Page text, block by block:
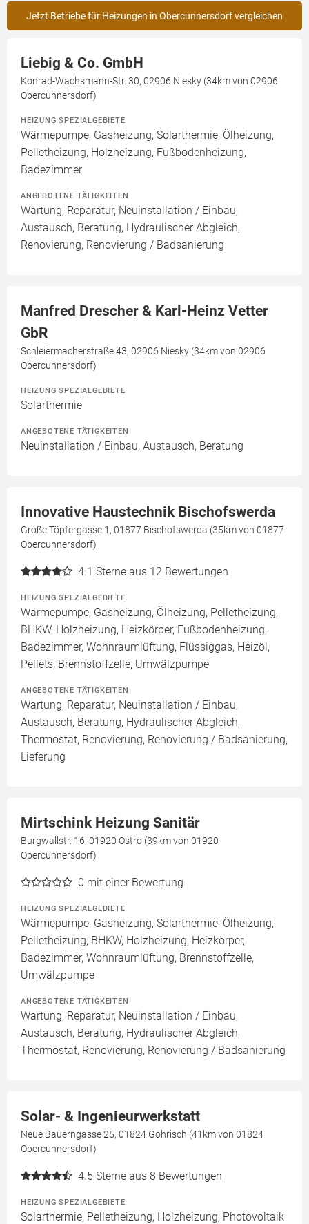
Jetzt Betriebe für Heizungen in Obercunnersdorf vergleichen
Liebig & Co. GmbH
Konrad-Wachsmann-Str. 30, 02906 Niesky (34km von 02906
Obercunnersdorf)
HEIZUNG SPEZIALGEBIETE
Wärmepumpe, Gasheizung, Solarthermie, Ölheizung,
Pelletheizung, Holzheizung, Fußbodenheizung,
Badezimmer
ANGEBOTENE TÄTIGKEITEN
Wartung, Reparatur, Neuinstallation / Einbau,
Austausch, Beratung, Hydraulischer Abgleich,
Renovierung, Renovierung / Badsanierung
Manfred Drescher & Karl-Heinz Vetter
GbR
Schleiermacherstraße 43, 02906 Niesky (34km von 02906
Obercunnersdorf)
HEIZUNG SPEZIALGEBIETE
Solarthermie
ANGEBOTENE TÄTIGKEITEN
Neuinstallation / Einbau, Austausch, Beratung
Innovative Haustechnik Bischofswerda
Große Töpfergasse 1, 01877 Bischofswerda (35km von 01877
Obercunnersdorf)
4.1 Sterne aus 12 Bewertungen
HEIZUNG SPEZIALGEBIETE
Wärmepumpe, Gasheizung, Ölheizung, Pelletheizung,
BHKW, Holzheizung, Heizkörper, Fußbodenheizung,
Badezimmer, Wohnraumlüftung, Flüssiggas, Heizöl,
Pellets, Brennstoffzelle, Umwälzpumpe
ANGEBOTENE TÄTIGKEITEN
Wartung, Reparatur, Neuinstallation / Einbau,
Austausch, Beratung, Hydraulischer Abgleich,
Thermostat, Renovierung, Renovierung / Badsanierung,
Lieferung
Mirtschink Heizung Sanitär
Burgwallstr. 16, 01920 Ostro (39km von 01920
Obercunnersdorf)
0 mit einer Bewertung
HEIZUNG SPEZIALGEBIETE
Wärmepumpe, Gasheizung, Solarthermie, Ölheizung,
Pelletheizung, BHKW, Holzheizung, Heizkörper,
Badezimmer, Wohnraumlüftung, Brennstoffzelle,
Umwälzpumpe
ANGEBOTENE TÄTIGKEITEN
Wartung, Reparatur, Neuinstallation / Einbau,
Austausch, Beratung, Hydraulischer Abgleich,
Thermostat, Renovierung, Renovierung / Badsanierung
Solar- & Ingenieurwerkstatt
Neue Bauerngasse 25, 01824 Gohrisch (41km von 01824
Obercunnersdorf)
4.5 Sterne aus 8 Bewertungen
HEIZUNG SPEZIALGEBIETE
Solarthermie, Pelletheizung, Holzheizung, Photovoltaik